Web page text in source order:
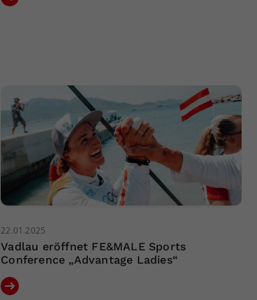
22.01.2025
Vadlau eröffnet FE&MALE Sports
Conference „Advantage Ladies“